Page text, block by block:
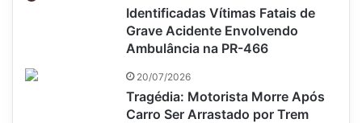
Identificadas Vítimas Fatais de
Grave Acidente Envolvendo
Ambulância na PR-466
20/07/2026
Tragédia: Motorista Morre Após
Carro Ser Arrastado por Trem